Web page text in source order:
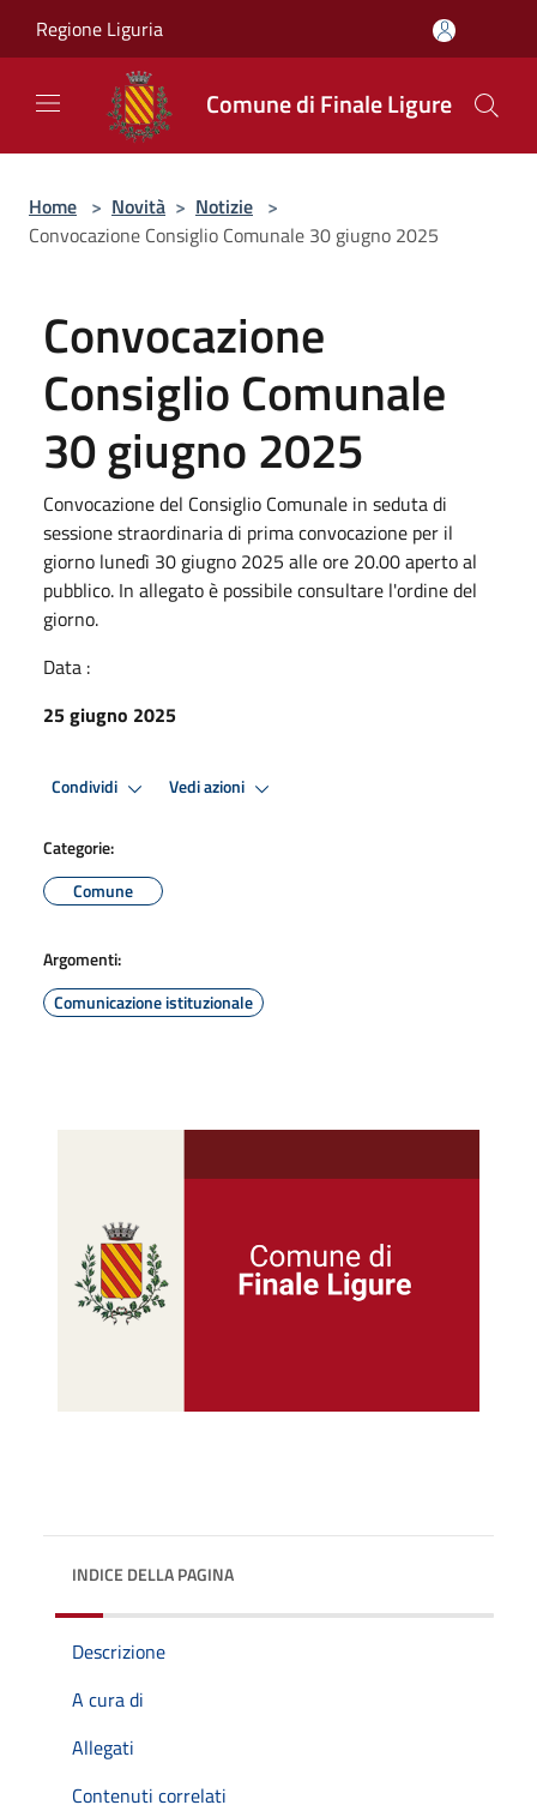
Regione Liguria
Comune di Finale Ligure
Home > Novità > Notizie >
Convocazione Consiglio Comunale 30 giugno 2025
Convocazione
Consiglio Comunale
30 giugno 2025
Convocazione del Consiglio Comunale in seduta di
sessione straordinaria di prima convocazione per il
giorno lunedì 30 giugno 2025 alle ore 20.00 aperto al
pubblico. In allegato è possibile consultare l'ordine del
giorno.
Data :
25 giugno 2025
Condividi Vedi azioni
Categorie:
Comune
Argomenti:
Comunicazione istituzionale
INDICE DELLA PAGINA
Descrizione
A cura di
Allegati
Contenuti correlati